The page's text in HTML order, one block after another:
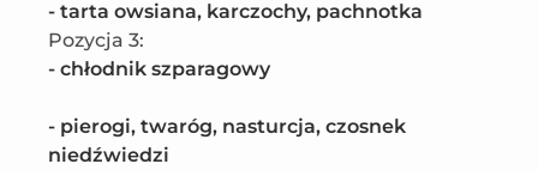
- tarta owsiana, karczochy, pachnotka
Pozycja 3:
- chłodnik szparagowy
- pierogi, twaróg, nasturcja, czosnek
niedźwiedzi